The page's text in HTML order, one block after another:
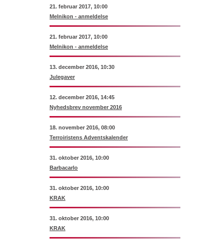
21. februar 2017, 10:00
Melnikon - anmeldelse
21. februar 2017, 10:00
Melnikon - anmeldelse
13. december 2016, 10:30
Julegaver
12. december 2016, 14:45
Nyhedsbrev november 2016
18. november 2016, 08:00
Terroiristens Adventskalender
31. oktober 2016, 10:00
Barbacarlo
31. oktober 2016, 10:00
KRAK
31. oktober 2016, 10:00
KRAK